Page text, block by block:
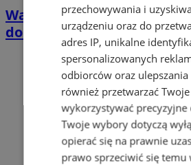
Wakacyjny wypoczynek
domkach Szmaragdowe
przechowywania i
urządzeniu oraz do
adres IP, unikalne
spersonalizowanych
odbiorców oraz ulepszania
również przetwarzać
wykorzystywać precyzyjne
Twoje wybory dotyczą
opierać się na prawnie
prawo sprzeciwić się temu